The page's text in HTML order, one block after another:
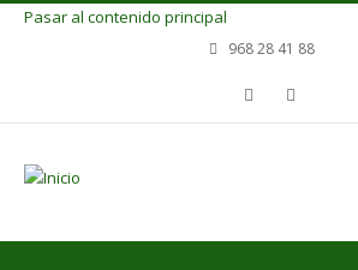
Pasar al contenido principal
968 28 41 88